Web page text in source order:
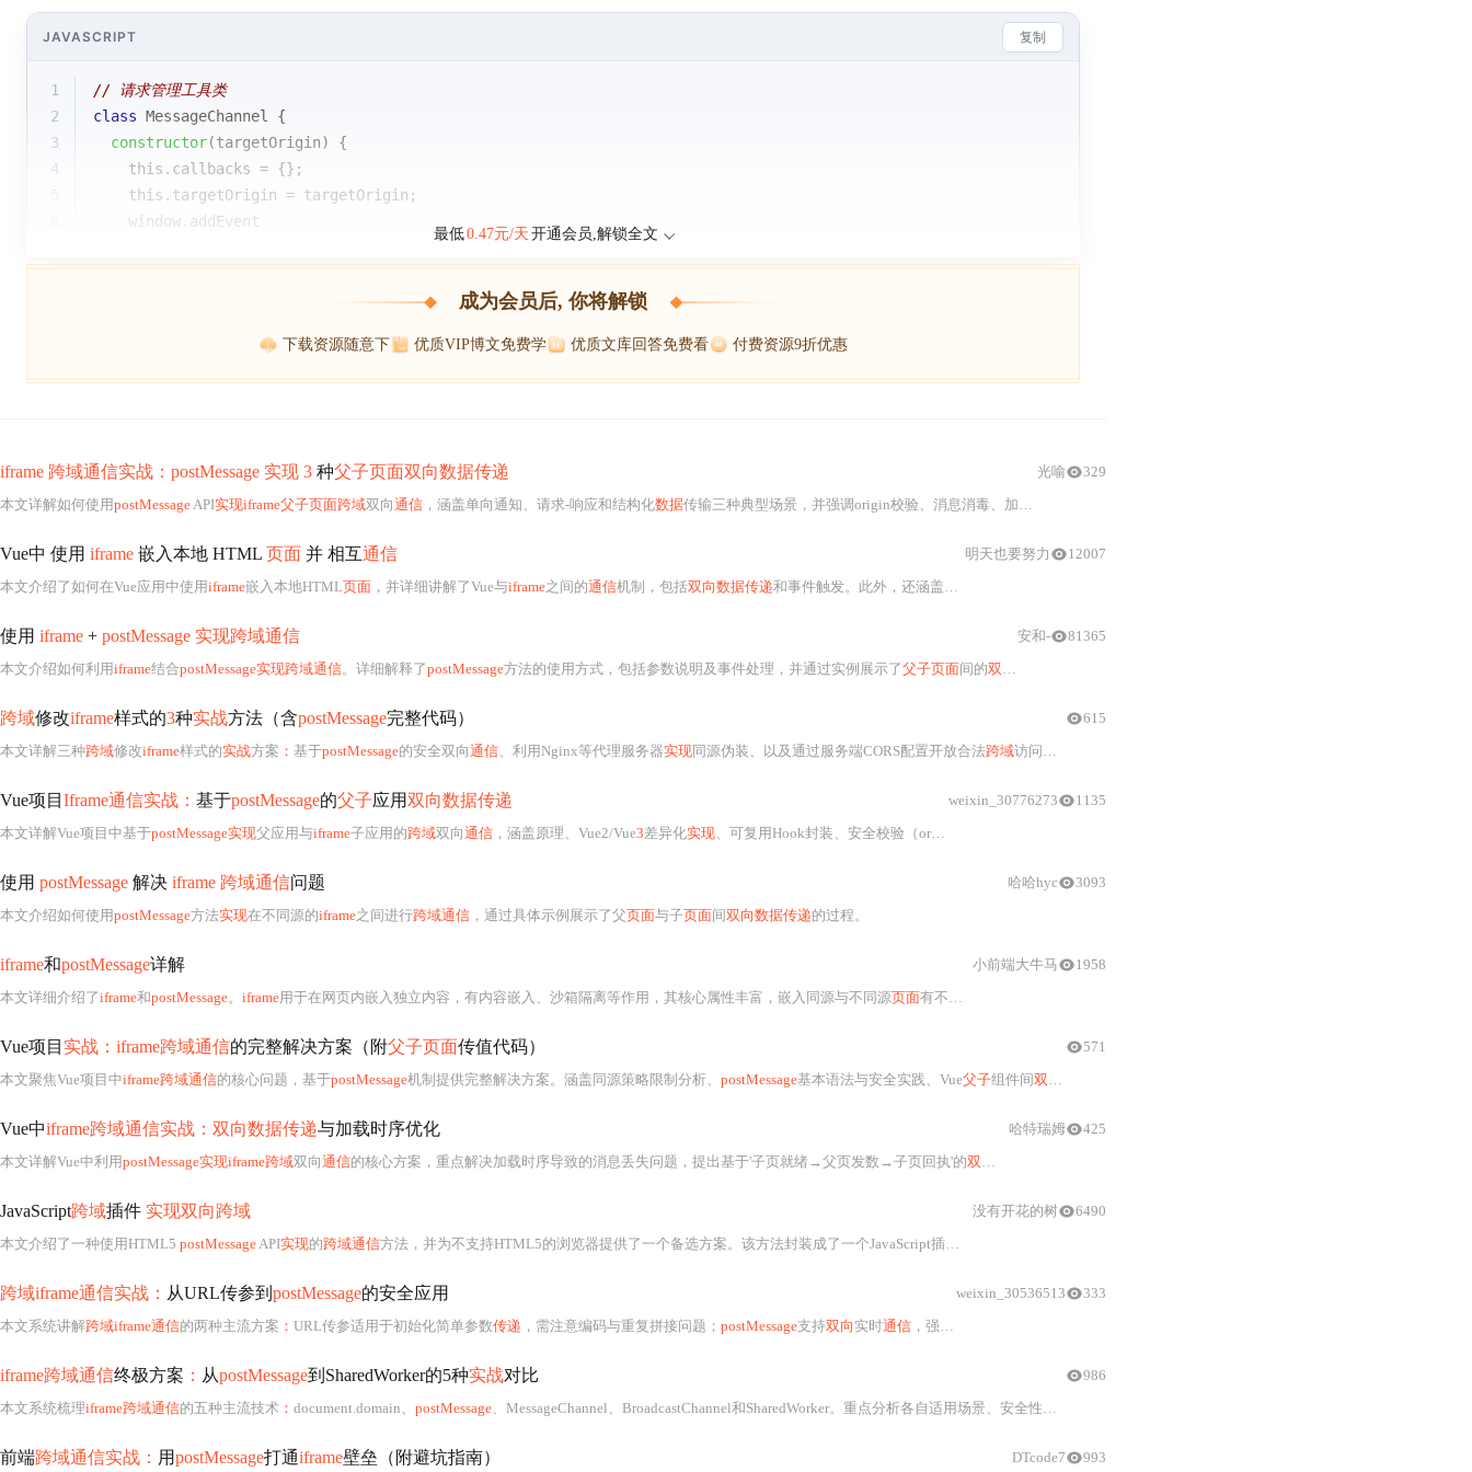
JAVASCRIPT 复制
1
// 请求管理工具类
2
class MessageChannel
{
3
constructor(targetOrigin)
{
4
this .callbacks = {};
this .targetOrigin = targetOrigin;
window .addEvent
最低0.47元/天 开通会员,解锁全文
成为会员后, 你将解锁
下载资源随意下 优质VIP博文免费学 优质文库回答免费看 付费资源9折优惠
iframe 跨域通信实战：postMessage 实现 3 种父子页面双向数据传递
本文详解如何使用postMessageAPI实现iframe父子页面跨域双向通信 ，涵盖单向通知、请求-响应和结构化数据传输三种典型场景，并强调origin校验、消息消毒、加密传输等安全实践，以及调试方法与性能优化技巧，适用于微前端等现代前端架构。
光喻 329
Vue中 使用 iframe 嵌入本地 HTML 页面 并 相互通信
本文介绍了如何在Vue应用中使用iframe嵌入本地HTML页面 ，并详细讲解了Vue与iframe之间的通信机制，包括双向数据传递和事件触发。此外，还涵盖了
明天也要努力 12007
使用 iframe + postMessage 实现跨域通信
本文介绍如何利用iframe结合postMessage实现跨域通信。详细解释了postMessage方法的使用方式，包括参数说明及事件处理，并通过实例展示了父子页面间的双向
安和- 81365
跨域修改iframe样式的3种实战方法（含postMessage完整代码）
本文详解三种跨域修改iframe样式的实战方案 ： 基于postMessage的安全双向通信、利用Nginx等代理服务器实现同源伪装、以及通过服务端CORS配置开放合法跨域访问。重点涵盖各方案的适用前提、核心
615
Vue项目 Iframe通信实战： 基于postMessage的父子应用双向数据传递
本文详解Vue项目中基于postMessage实现父应用与iframe子应用的跨域双向通信 ，涵盖原理、Vue2/Vue3差异化实现、可复用Hook封装、安全校验（origin验证、消息结构校验）、
weixin_30776273 1135
使用 postMessage 解决 iframe 跨域通信问题
本文介绍如何使用postMessage方法实现在不同源的iframe之间进行跨域通信 ，通过具体示例展示了父页面与子页面间双向数据传递的过程。
哈哈hyc 3093
iframe和postMessage详解
本文详细介绍了iframe和postMessage。 iframe用于在网页内嵌入独立内容，有内容嵌入、沙箱隔离等作用，其核心属性丰富，嵌入同源与不同源页面有不同特性。
小前端大牛马 1958
Vue项目 实战：iframe跨域通信的完整解决方案（附父子页面传值代码）
本文聚焦Vue项目中iframe跨域通信的核心问题，基于postMessage机制提供完整解决方案。涵盖同源策略限制分析、 postMessage基本语法与安全实践、Vue父子组件间双向
571
Vue中iframe跨域通信实战：双向数据传递与加载时序优化
本文详解Vue中利用postMessage实现iframe跨域双向通信的核心方案，重点解决加载时序导致的消息丢失问题，提出基于'子页就绪→父页发数→子页回执'的双向
哈特瑞姆 425
JavaScript跨域插件 实现双向跨域
本文介绍了一种使用HTML5 postMessageAPI实现的跨域通信方法，并为不支持HTML5的浏览器提供了一个备选方案。该方法封装成了一个JavaScript插件，方便在不同域名之间进行实时双向
没有开花的树 6490
跨域iframe通信实战： 从URL传参到 postMessage的安全应用
本文系统讲解跨域iframe通信的两种主流方案 ： URL传参适用于初始化简单参数传递 ，需注意编码与重复拼接问题； postMessage支持双向 实时通信 ，强调origin校验、targetOrigin精确指定及
weixin_30536513 333
iframe跨域通信终极方案 ： 从postMessage到SharedWorker的5种实战对比
本文系统梳理iframe跨域通信的五种主流技术 ： document.domain、 postMessage、MessageChannel、BroadcastChannel和SharedWorker。重点分析各自适用场景、安全性机制、性能表现及兼容性，并给出Vue
986
前端跨域通信实战： 用postMessage打通iframe壁垒（附避坑指南） DTcode7 993